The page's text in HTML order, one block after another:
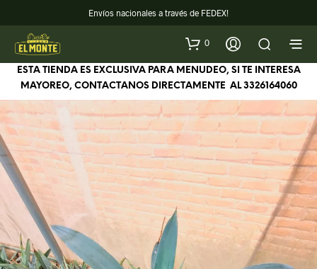
Envíos nacionales a través de FEDEX!
0
ESTA TIENDA ES EXCLUSIVA PARA MENUDEO, SI TE INTERESA
MAYOREO, CONTACTANOS DIRECTAMENTE AL3326164060